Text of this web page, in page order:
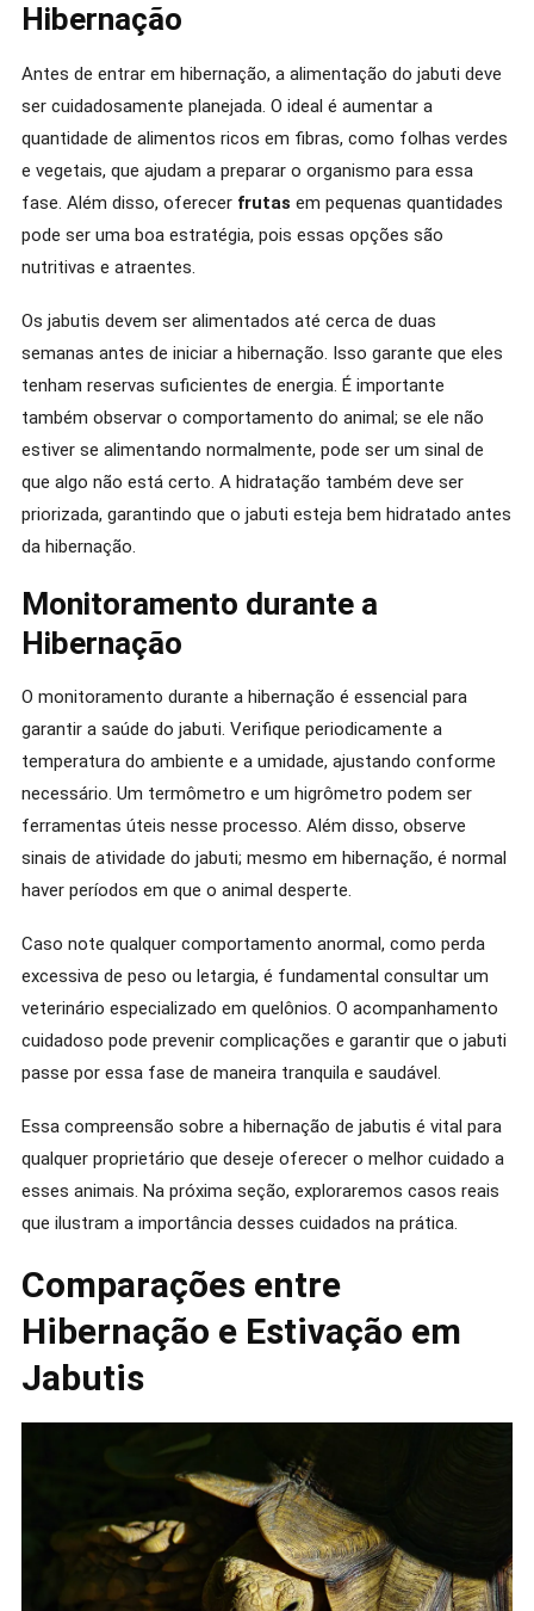
Hibernação
Antes de entrar em hibernação, a alimentação do jabuti deve
ser cuidadosamente planejada. O ideal é aumentar a
quantidade de alimentos ricos em fibras, como folhas verdes
e vegetais, que ajudam a preparar o organismo para essa
fase. Além disso, oferecer frutas em pequenas quantidades
pode ser uma boa estratégia, pois essas opções são
nutritivas e atraentes.
Os jabutis devem ser alimentados até cerca de duas
semanas antes de iniciar a hibernação. Isso garante que eles
tenham reservas suficientes de energia. É importante
também observar o comportamento do animal; se ele não
estiver se alimentando normalmente, pode ser um sinal de
que algo não está certo. A hidratação também deve ser
priorizada, garantindo que o jabuti esteja bem hidratado antes
da hibernação.
Monitoramento durante a
Hibernação
O monitoramento durante a hibernação é essencial para
garantir a saúde do jabuti. Verifique periodicamente a
temperatura do ambiente e a umidade, ajustando conforme
necessário. Um termômetro e um higrômetro podem ser
ferramentas úteis nesse processo. Além disso, observe
sinais de atividade do jabuti; mesmo em hibernação, é normal
haver períodos em que o animal desperte.
Caso note qualquer comportamento anormal, como perda
excessiva de peso ou letargia, é fundamental consultar um
veterinário especializado em quelônios. O acompanhamento
cuidadoso pode prevenir complicações e garantir que o jabuti
passe por essa fase de maneira tranquila e saudável.
Essa compreensão sobre a hibernação de jabutis é vital para
qualquer proprietário que deseje oferecer o melhor cuidado a
esses animais. Na próxima seção, exploraremos casos reais
que ilustram a importância desses cuidados na prática.
Comparações entre
Hibernação e Estivação em
Jabutis